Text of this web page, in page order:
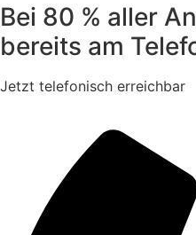
Bei 80 % aller
bereits am
Jetzt telefonisch erreichbar